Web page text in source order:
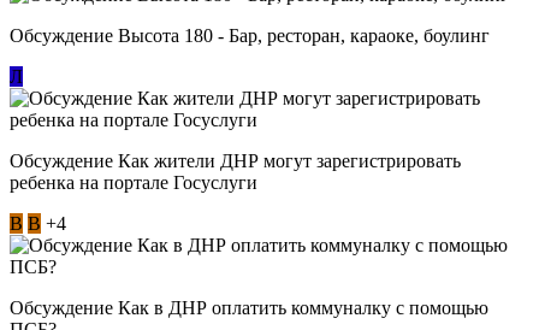
Обсуждение Высота 180 - Бар, ресторан, караоке, боулинг
Л
Обсуждение Как жители ДНР могут зарегистрировать
ребенка на портале Госуслуги
В В +4
Обсуждение Как в ДНР оплатить коммуналку с помощью